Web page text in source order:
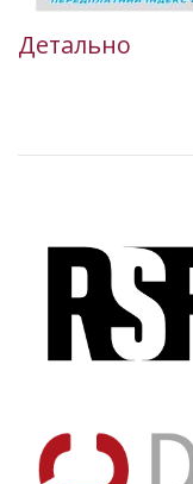
Детально